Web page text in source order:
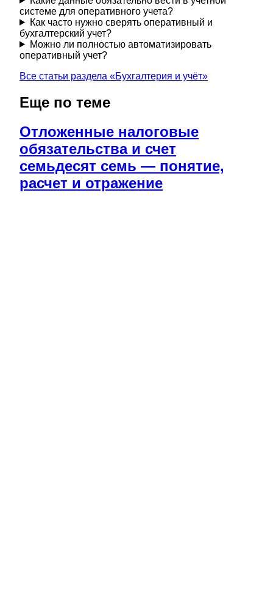
системе для оперативного учета?
Как часто нужно сверять оперативный и
бухгалтерский учет?
Можно ли полностью автоматизировать
оперативный учет?
Все статьи раздела «Бухгалтерия и учёт»
Еще по теме
Отложенные налоговые
обязательства и счет
семьдесят семь — понятие,
расчет и отражение